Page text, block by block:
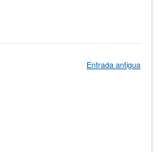
Entrada antigua